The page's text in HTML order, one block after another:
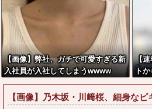
【画像】弊社、ガチで可愛すぎる新
入社員が入社してしまうwwww
【速
ト
バく
【画像】乃木坂・川﨑桜、細身な